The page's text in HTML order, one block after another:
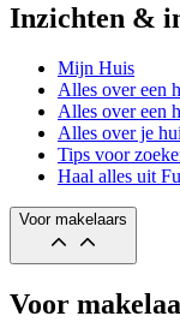
Inzichten &
Mijn Huis
Alles over een
Alles over een
Alles over je
Tips voor
Haal alles uit
Voor makelaars
Voor